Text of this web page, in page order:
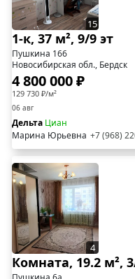
15
1-к, 37 м², 9/9 эт
Пушкина 166
Новосибирская обл., Бердск
4 800 000 ₽
129 730 ₽/м²
06 авг
Дельта Циан
Марина Юрьевна +7 (968)
4
Комната, 19.2 м²,